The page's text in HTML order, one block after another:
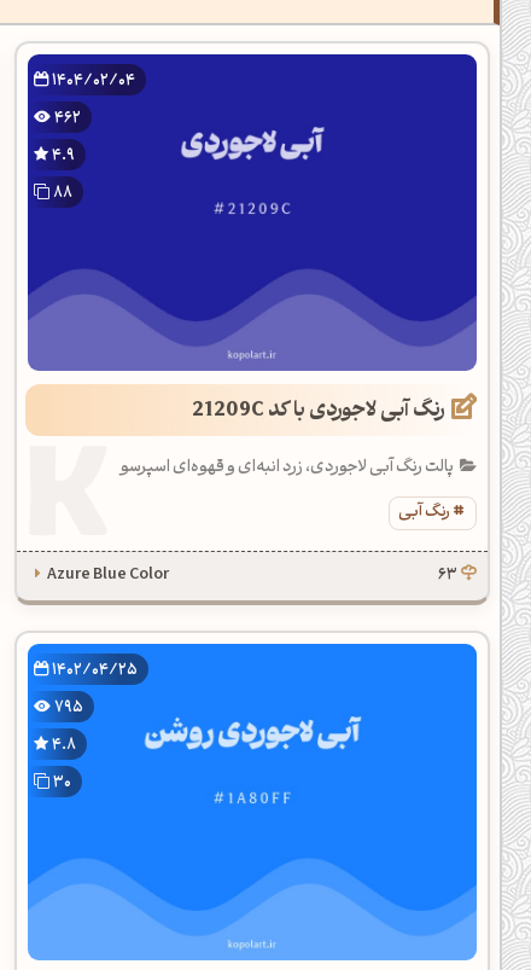
کد رنگ از عکس
پالت رنگ با هوش‌مصنوعی
کدهای رنگ
رنگ مکمل
تمام ابزارها
سوالات متداول‌‌
1404/02/04
462
4.9
88
رنگ آبی لاجوردی با کد 21209C
پالت رنگ آبی لاجوردی، زرد انبه‌ای و قهوه‌ای اسپرسو
رنگ آبی
63
Azure Blue Color
1402/04/25
795
4.8
30